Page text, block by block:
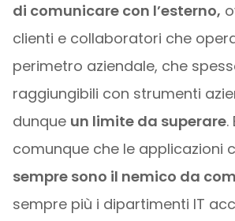
di comunicare con l’esterno,
clienti e collaboratori che
perimetro aziendale, che
raggiungibili con strumenti
dunque un limite da superare.
comunque che le applicazioni
sempre sono il nemico da
sempre più i dipartimenti IT